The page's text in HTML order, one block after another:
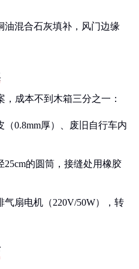
油混合石灰填补，风门边缘
成本不到木箱三分之一：
（0.8mm厚）、废旧自行车内
25cm的圆筒，接缝处用橡胶
气扇电机（220V/50W），转